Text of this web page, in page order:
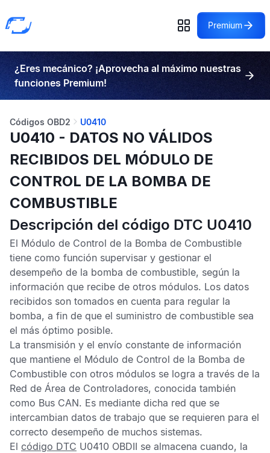
Premium
¿Eres mecánico? ¡Aprovecha al máximo nuestras
funciones Premium!
Códigos OBD2 U0410
U0410 - DATOS NO VÁLIDOS
RECIBIDOS DEL MÓDULO DE
CONTROL DE LA BOMBA DE
COMBUSTIBLE
Descripción del código DTC U0410
El Módulo de Control de la Bomba de Combustible
tiene como función supervisar y gestionar el
desempeño de la bomba de combustible, según la
información que recibe de otros módulos. Los datos
recibidos son tomados en cuenta para regular la
bomba, a fin de que el suministro de combustible sea
el más óptimo posible.
La transmisión y el envío constante de información
que mantiene el Módulo de Control de la Bomba de
Combustible con otros módulos se logra a través de la
Red de Área de Controladores, conocida también
como Bus CAN. Es mediante dicha red que se
intercambian datos de trabajo que se requieren para el
correcto desempeño de muchos sistemas.
El código DTC U0410 OBDII se almacena cuando, la